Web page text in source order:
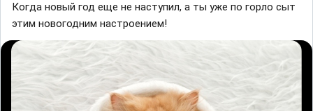
Когда новый год еще не наступил, а ты уже по горло сыт
этим новогодним настроением!